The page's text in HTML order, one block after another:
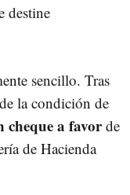
destine
sencillo. Tras
la condición de
cheque a favorde
de Hacienda